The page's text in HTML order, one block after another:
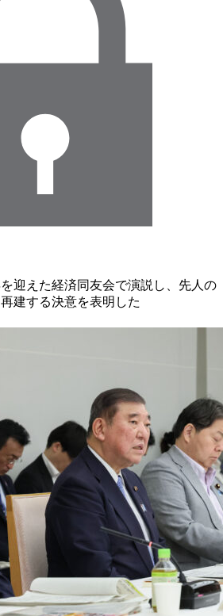
迎えた経済同友会で演説し、先人の
建する決意を表明した